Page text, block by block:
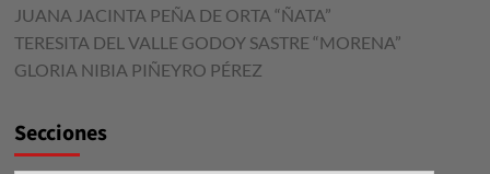
JUANA JACINTA PEÑA DE ORTA “ÑATA”
TERESITA DEL VALLE GODOY SASTRE “MORENA”
GLORIA NIBIA PIÑEYRO PÉREZ
Secciones